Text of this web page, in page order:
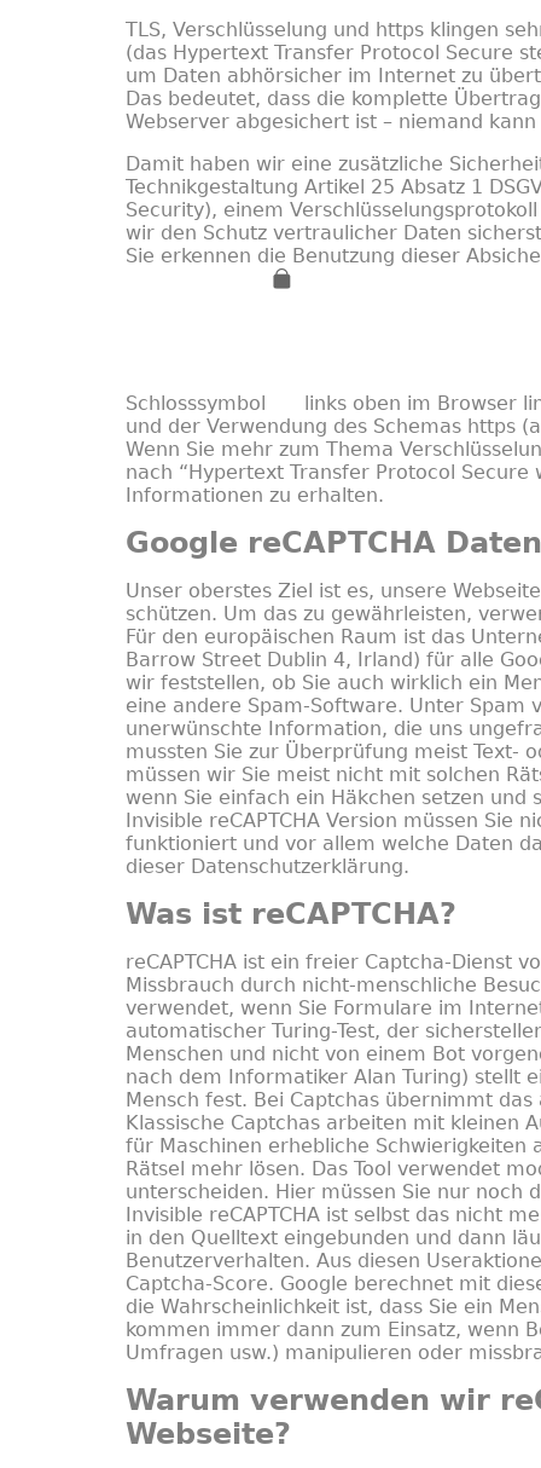
TLS, Verschlüsselung und https klingen
(das Hypertext Transfer Protocol Secure
um Daten abhörsicher im Internet zu
Das bedeutet, dass die komplette
Webserver abgesichert ist – niemand
Damit haben wir eine zusätzliche
TechnikgestaltungArtikel 25 Absatz 1
Security), einem
wir den Schutz vertraulicher Daten
Sie erkennen die Benutzung dieser
Schlosssymbol
links oben im Browser
und der Verwendung des Schemas https
Wenn Sie mehr zum Thema
nach “Hypertext Transfer Protocol
Informationen zu erhalten.
Google reCAPTCHA
Unser oberstes Ziel ist es, unsere
schützen. Um das zu gewährleisten,
Für den europäischen Raum ist das
Barrow Street Dublin 4, Irland) für alle
wir feststellen, ob Sie auch wirklich ein
eine andere Spam-Software. Unter Spam
unerwünschte Information, die uns
mussten Sie zur Überprüfung meist Text-
müssen wir Sie meist nicht mit solchen
wenn Sie einfach ein Häkchen setzen und
Invisible reCAPTCHA Version müssen Sie
funktioniert und vor allem welche Daten
dieser Datenschutzerklärung.
Was ist reCAPTCHA?
reCAPTCHA ist ein freier Captcha-Dienst
Missbrauch durch nicht-menschliche
verwendet, wenn Sie Formulare im
automatischer Turing-Test, der
Menschen und nicht von einem Bot
nach dem Informatiker Alan Turing) stellt
Mensch fest. Bei Captchas übernimmt
Klassische Captchas arbeiten mit kleinen
für Maschinen erhebliche Schwierigkeiten
Rätsel mehr lösen. Das Tool verwendet
unterscheiden. Hier müssen Sie nur noch
Invisible reCAPTCHA ist selbst das nicht
in den Quelltext eingebunden und dann
Benutzerverhalten. Aus diesen
Captcha-Score. Google berechnet mit
die Wahrscheinlichkeit ist, dass Sie ein
kommen immer dann zum Einsatz, wenn
Umfragen usw.) manipulieren oder
Warum verwenden wir
Webseite?